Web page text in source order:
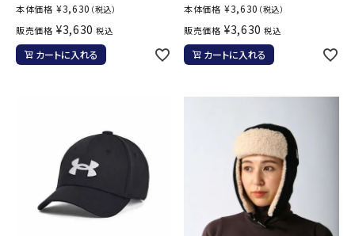
本体価格 ¥3,630 （税込）
販売価格 ¥3,630 税込
カートに入れる
本体価格 ¥3,630 （税込）
販売価格 ¥3,630 税込
カートに入れる